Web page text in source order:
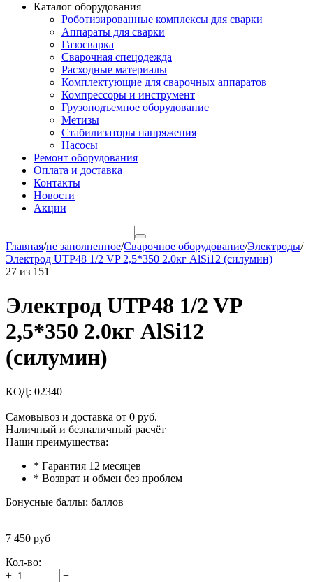
Каталог оборудования
Роботизированные комплексы для сварки
Аппараты для сварки
Газосварка
Сварочная спецодежда
Расходные материалы
Комплектующие для сварочных аппаратов
Компрессоры и инструмент
Грузоподъемное оборудование
Метизы
Стабилизаторы напряжения
Насосы
Ремонт оборудования
Оплата и доставка
Контакты
Новости
Акции
Главная/не заполненное/Сварочное оборудование/Электроды/
Электрод UTP48 1/2 VP 2,5*350 2.0кг AlSi12 (силумин)
27 из 151
Электрод UTP48 1/2 VP
2,5*350 2.0кг AlSi12
(силумин)
КОД: 02340
Самовывоз и доставка от 0 руб.
Наличный и безналичный расчёт
Наши преимущества:
* Гарантия 12 месяцев
* Возврат и обмен без проблем
Бонусные баллы: баллов
7 450 руб
Кол-во:
+
−